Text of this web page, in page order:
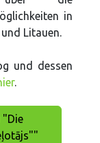
in
Litauen.
und dessen
.
"Die